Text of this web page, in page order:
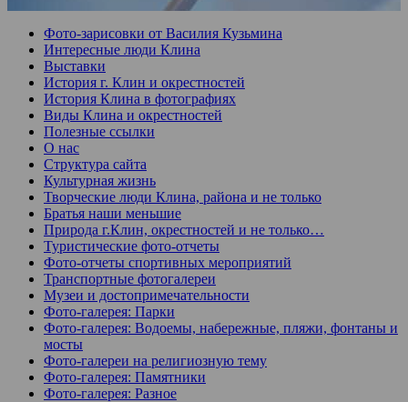
Фото-зарисовки от Василия Кузьмина
Интересные люди Клина
Выставки
История г. Клин и окрестностей
История Клина в фотографиях
Виды Клина и окрестностей
Полезные ссылки
О нас
Структура сайта
Культурная жизнь
Творческие люди Клина, района и не только
Братья наши меньшие
Природа г.Клин, окрестностей и не только…
Туристические фото-отчеты
Фото-отчеты спортивных мероприятий
Транспортные фотогалереи
Музеи и достопримечательности
Фото-галерея: Парки
Фото-галерея: Водоемы, набережные, пляжи, фонтаны и
мосты
Фото-галереи на религиозную тему
Фото-галерея: Памятники
Фото-галерея: Разное